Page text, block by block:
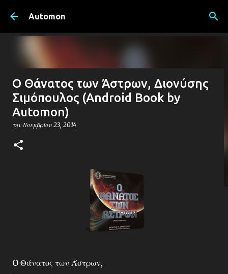
Μετάβαση στο κύριο περιεχόμενο
Automon
O Θάνατος των Άστρων, Διονύσης
Σιμόπουλος (Android Book by
Automon)
την Νοεμβρίου 23, 2014
O Θάνατος των Άστρων,